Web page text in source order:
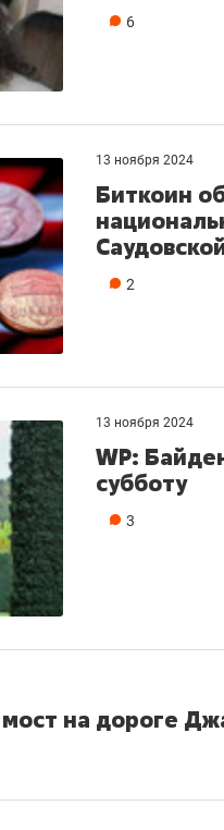
6
13 ноября 2024
Биткоин
2
13 ноября 2024
WP:
субботу
3
на дороге